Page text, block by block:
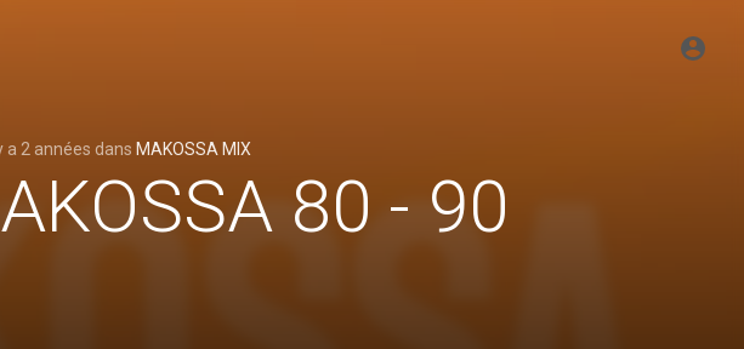
a 2 années dans MAKOSSA MIX
80 - 90